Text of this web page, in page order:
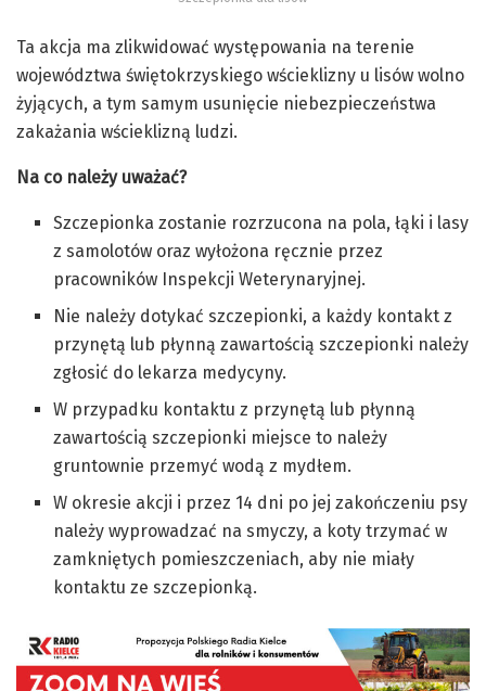
Ta akcja ma zlikwidować występowania na terenie
województwa świętokrzyskiego wścieklizny u lisów wolno
żyjących, a tym samym usunięcie niebezpieczeństwa
zakażania wścieklizną ludzi.
Na co należy uważać?
Szczepionka zostanie rozrzucona na pola, łąki i lasy
z samolotów oraz wyłożona ręcznie przez
pracowników Inspekcji Weterynaryjnej.
Nie należy dotykać szczepionki, a każdy kontakt z
przynętą lub płynną zawartością szczepionki należy
zgłosić do lekarza medycyny.
W przypadku kontaktu z przynętą lub płynną
zawartością szczepionki miejsce to należy
gruntownie przemyć wodą z mydłem.
W okresie akcji i przez 14 dni po jej zakończeniu psy
należy wyprowadzać na smyczy, a koty trzymać w
zamkniętych pomieszczeniach, aby nie miały
kontaktu ze szczepionką.